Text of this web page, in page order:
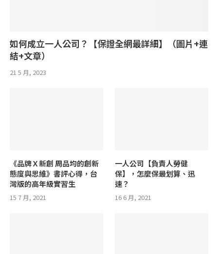
如何成立一人公司？【保證全網最詳細】（圖片+連
結+文章）
21 5 月, 2023
《品牌Ｘ新創 周品均的創新
態度與思維》書評心得，台
灣版的高年級實習生
15 7 月, 2021
一人公司【負責人勞健
保】，怎麼保最划算、迅
速？
16 6 月, 2021